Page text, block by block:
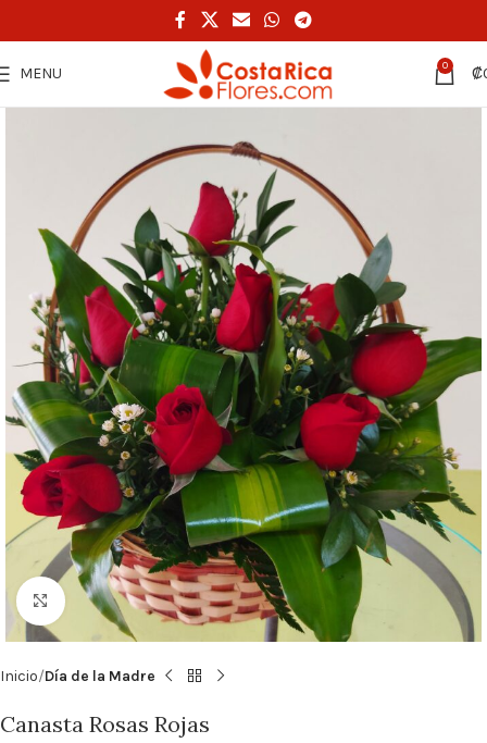
MENU 0 ₡
Click to enlarge
Inicio Día de la Madre
Canasta Rosas Rojas